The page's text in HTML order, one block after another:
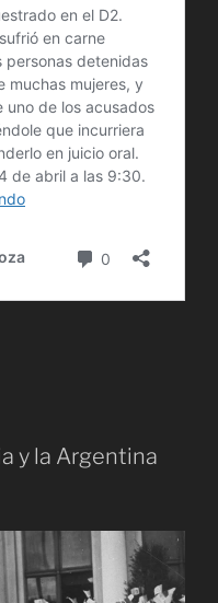
y la Argentina